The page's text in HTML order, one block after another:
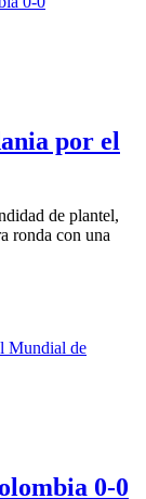
por el
de plantel,
ronda con una
0-0